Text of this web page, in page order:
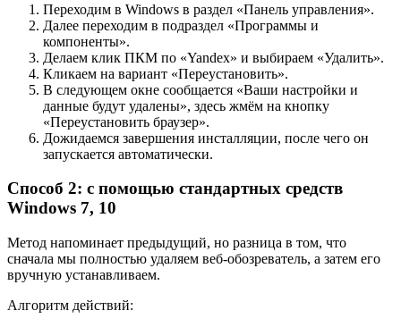
Переходим в Windows в раздел «Панель управления».
Далее переходим в подраздел «Программы и
компоненты».
Делаем клик ПКМ по «Yandex» и выбираем «Удалить».
Кликаем на вариант «Переустановить».
В следующем окне сообщается «Ваши настройки и
данные будут удалены», здесь жмём на кнопку
«Переустановить браузер».
Дожидаемся завершения инсталляции, после чего он
запускается автоматически.
Способ 2: с помощью стандартных средств
Windows 7, 10
Метод напоминает предыдущий, но разница в том, что
сначала мы полностью удаляем веб-обозреватель, а затем его
вручную устанавливаем.
Алгоритм действий: